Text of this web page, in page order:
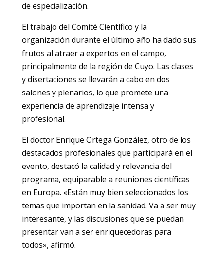
de especialización.
El trabajo del Comité Científico y la
organización durante el último año ha dado sus
frutos al atraer a expertos en el campo,
principalmente de la región de Cuyo. Las clases
y disertaciones se llevarán a cabo en dos
salones y plenarios, lo que promete una
experiencia de aprendizaje intensa y
profesional.
El doctor Enrique Ortega González, otro de los
destacados profesionales que participará en el
evento, destacó la calidad y relevancia del
programa, equiparable a reuniones científicas
en Europa. «Están muy bien seleccionados los
temas que importan en la sanidad. Va a ser muy
interesante, y las discusiones que se puedan
presentar van a ser enriquecedoras para
todos», afirmó.